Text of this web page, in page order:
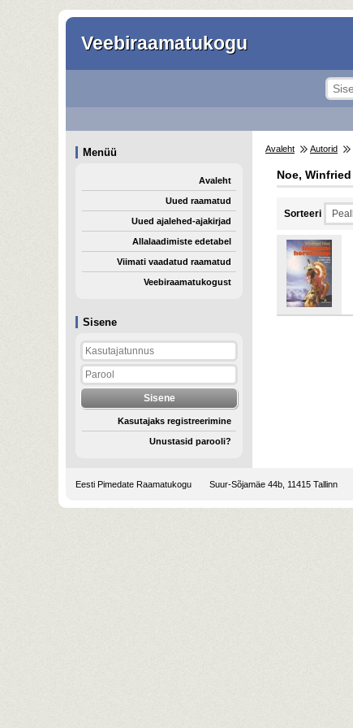
Veebiraamatukogu
Sisene
Kasutajaks registreerimine
Unustasid parooli?
Menüü
Avaleht
Uued raamatud
Uued ajalehed-ajakirjad
Allalaadimiste edetabel
Viimati vaadatud raamatud
Veebiraamatukogust
Avaleht Autorid
Noe, Winfried
Sorteeri
Eesti Pimedate Raamatukogu Suur-Sõjamäe 44b, 11415 Tallinn